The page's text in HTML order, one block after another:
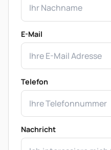
E-Mail
Telefon
Nachricht